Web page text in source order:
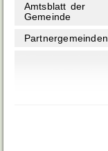
Amtsblatt der
Gemeinde
Partnergemeinden